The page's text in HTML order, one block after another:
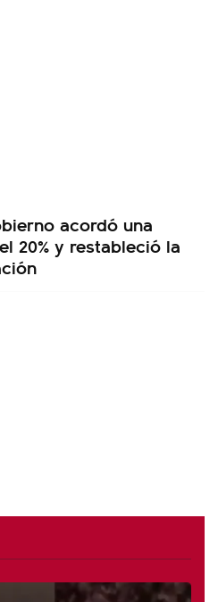
acordó una
20% y restableció la